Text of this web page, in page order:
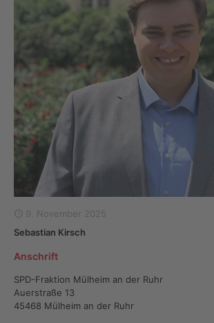
9. November 2025
Sebastian Kirsch
Anschrift
SPD-Fraktion Mülheim an der Ruhr
Auerstraße 13
45468 Mülheim an der Ruhr